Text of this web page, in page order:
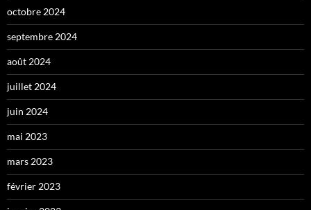
octobre 2024
septembre 2024
août 2024
juillet 2024
juin 2024
mai 2023
mars 2023
février 2023